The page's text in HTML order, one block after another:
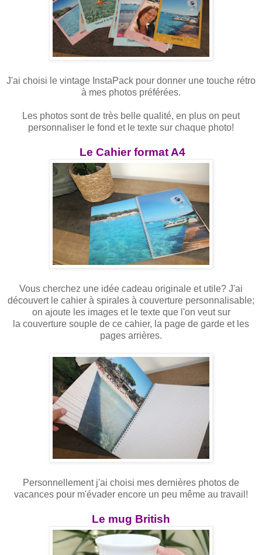
J'ai choisi le vintage InstaPack pour donner une touche rétro
à mes photos préférées.
Les photos sont de très belle qualité, en plus on peut
personnaliser le fond et le texte sur chaque photo!
Le Cahier format A4
Vous cherchez une idée cadeau originale et utile? J'ai
découvert le cahier à spirales à couverture personnalisable;
on ajoute les images et le texte que l'on veut sur
la couverture souple de ce cahier, la page de garde et les
pages arrières.
Personnellement j'ai choisi mes dernières photos de
vacances pour m'évader encore un peu même au travail!
Le mug British